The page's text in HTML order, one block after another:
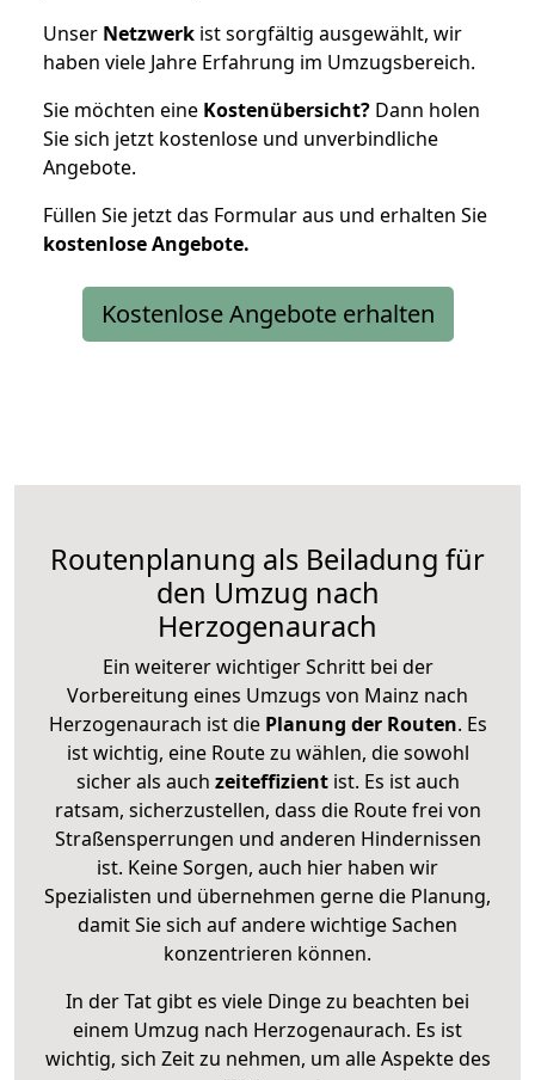
Unser Netzwerk ist sorgfältig ausgewählt, wir
haben viele Jahre Erfahrung im Umzugsbereich.
Sie möchten eine Kostenübersicht? Dann holen
Sie sich jetzt kostenlose und unverbindliche
Angebote.
Füllen Sie jetzt das Formular aus und erhalten Sie
kostenloseAngebote.
Kostenlose Angebote erhalten
Routenplanung als Beiladung für
den Umzug nach
Herzogenaurach
Ein weiterer wichtiger Schritt bei der
Vorbereitung eines Umzugs von Mainz nach
Herzogenaurach ist diePlanung der Routen. Es
ist wichtig, eine Route zu wählen, die sowohl
sicher als auch zeiteffizientist. Es ist auch
ratsam, sicherzustellen, dass die Route frei von
Straßensperrungen und anderen Hindernissen
ist. Keine Sorgen, auch hier haben wir
Spezialisten und übernehmen gerne die Planung,
damit Sie sich auf andere wichtige Sachen
konzentrieren können.
In der Tat gibt es viele Dinge zu beachten bei
einem Umzug nach Herzogenaurach. Es ist
wichtig, sich Zeit zu nehmen, um alle Aspekte des